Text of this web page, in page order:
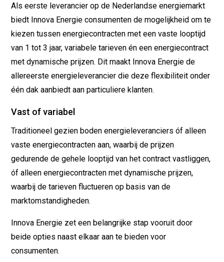
Als eerste leverancier op de Nederlandse energiemarkt
biedt Innova Energie consumenten de mogelijkheid om te
kiezen tussen energiecontracten met een vaste looptijd
van 1 tot 3 jaar, variabele tarieven én een energiecontract
met dynamische prijzen. Dit maakt Innova Energie de
allereerste energieleverancier die deze flexibiliteit onder
één dak aanbiedt aan particuliere klanten.
Vast of variabel
Traditioneel gezien boden energieleveranciers óf alleen
vaste energiecontracten aan, waarbij de prijzen
gedurende de gehele looptijd van het contract vastliggen,
óf alleen energiecontracten met dynamische prijzen,
waarbij de tarieven fluctueren op basis van de
marktomstandigheden.
Innova Energie zet een belangrijke stap vooruit door
beide opties naast elkaar aan te bieden voor
consumenten.